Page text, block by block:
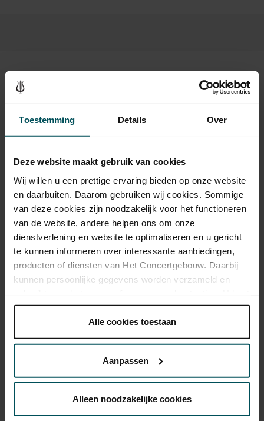
Toestemming Details Over
Deze website maakt gebruik van cookies
Wij willen u een prettige ervaring bieden op onze website
en daarbuiten. Daarom gebruiken wij cookies. Sommige
van deze cookies zijn noodzakelijk voor het functioneren
van de website, andere helpen ons om onze
dienstverlening en website te optimaliseren en u gericht
te kunnen informeren over interessante aanbiedingen,
producten of diensten van Het Concertgebouw. Daarbij
kunnen persoonlijke gegevens worden verzameld en
onder 'aanpassen' zelf welke cookies wij mogen
Lees onze cookieverklaring hier. Lees onze
Via decookieverklaringop onze website kunt u uw
Alle cookies toestaan
Aanpassen
Alleen noodzakelijke cookies
Beeld en geluid
Kom naar Concertgebouw OPEN!